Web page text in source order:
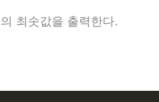
최솟값을 출력한다.